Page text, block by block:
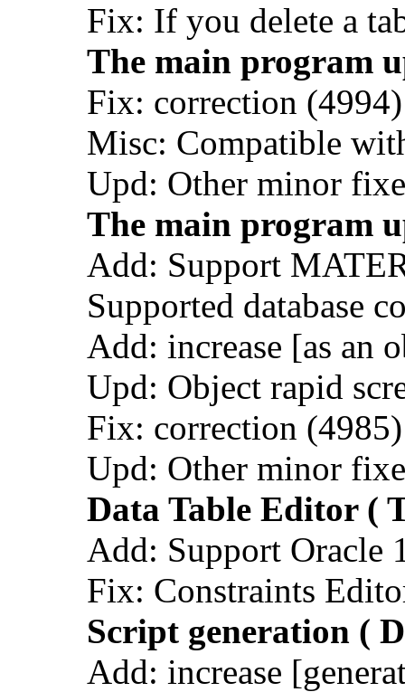
Fix: If you delete a
The main program
Fix: correction
Misc: Compatible
Upd: Other minor
The main program
Add: Support
Supported database
Add: increase [as an
Upd: Object rapid
Fix: correction (4985)
Upd: Other minor
Data Table Editor (
Add: Support Oracle
Fix: Constraints
Script generation (
Add: increase